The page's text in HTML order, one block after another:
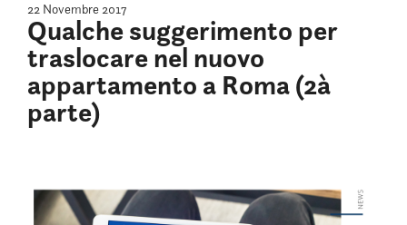
22 Novembre 2017
Qualche suggerimento per
traslocare nel nuovo
appartamento a Roma (2à
parte)